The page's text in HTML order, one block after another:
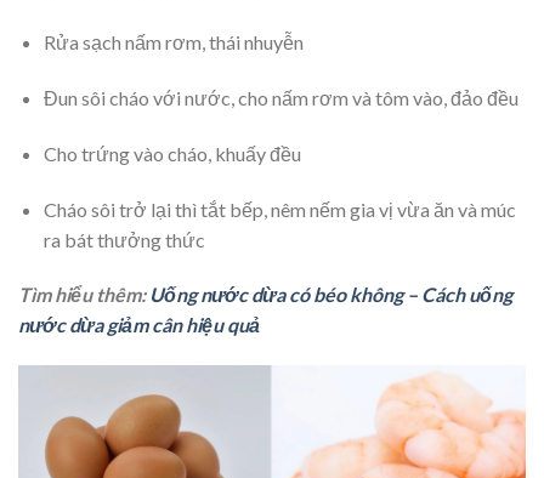
Rửa sạch nấm rơm, thái nhuyễn
Đun sôi cháo với nước, cho nấm rơm và tôm vào, đảo đều
Cho trứng vào cháo, khuấy đều
Cháo sôi trở lại thì tắt bếp, nêm nếm gia vị vừa ăn và múc
ra bát thưởng thức
Tìm hiểu thêm: Uống nước dừa có béo không – Cách uống
nước dừa giảm cân hiệu quả